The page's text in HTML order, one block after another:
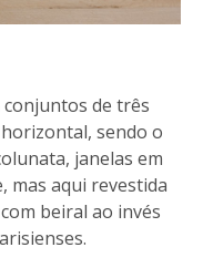
de três
sendo o
janelas em
mas aqui revestida
beiral ao invés